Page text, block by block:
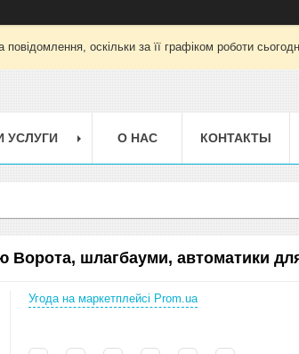
оскільки за її графіком роботи
УСЛУГИ О НАС КОНТАКТЫ
Ворота, шлагбауми, автоматики
Угода на маркетплейсі Prom.ua